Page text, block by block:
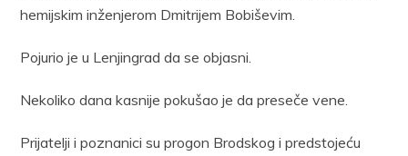
hemijskim inženjerom Dmitrijem Bobiševim.
Pojurio je u Lenjingrad da se objasni.
Nekoliko dana kasnije pokušao je da preseče vene.
Prijatelji i poznanici su progon Brodskog i predstojeću